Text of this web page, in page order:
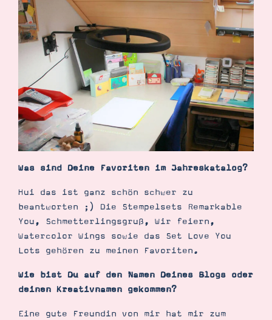
Was sind Deine Favoriten im Jahreskatalog?
Hui das ist ganz schön schwer zu
beantworten ;) Die Stempelsets Remarkable
You, Schmetterlingsgruß, Wir feiern,
Watercolor Wings sowie das Set Love You
Lots gehören zu meinen Favoriten.
Wie bist Du auf den Namen Deines Blogs oder
deinen Kreativnamen gekommen?
Eine gute Freundin von mir hat mir zum